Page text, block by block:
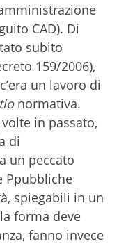
CAD). Di
subito
159/2006),
un lavoro di
normativa.
in passato,
di
un peccato
Ppubbliche
spiegabili in un
forma deve
fanno invece